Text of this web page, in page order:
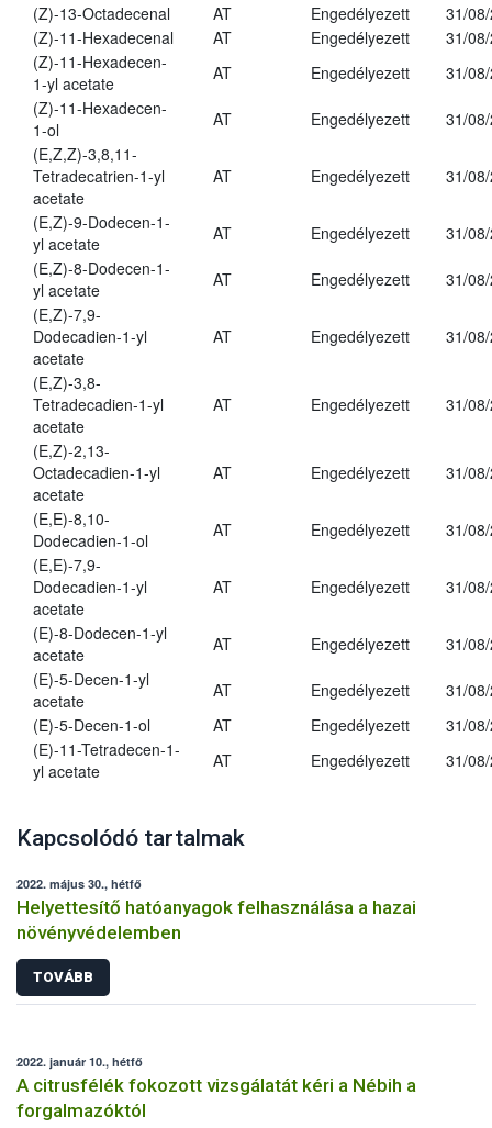
(Z)-13-Octadecenal
AT Engedélyezett
31/
(Z)-11-Hexadecenal
AT Engedélyezett
31/
(Z)-11-Hexadecen-
1-yl acetate
AT Engedélyezett
31/
(Z)-11-Hexadecen-
1-ol
AT Engedélyezett
31/
(E,Z,Z)-3,8,11-
Tetradecatrien-1-yl
acetate
AT Engedélyezett 31/
(E,Z)-9-Dodecen-1-
yl acetate
AT Engedélyezett
31/
(E,Z)-8-Dodecen-1-
yl acetate
AT Engedélyezett
31/
(E,Z)-7,9-
Dodecadien-1-yl
acetate
AT Engedélyezett 31/
(E,Z)-3,8-
Tetradecadien-1-yl
acetate
AT Engedélyezett 31/
(E,Z)-2,13-
Octadecadien-1-yl
acetate
AT Engedélyezett 31/
(E,E)-8,10-
Dodecadien-1-ol
AT Engedélyezett
31/
(E,E)-7,9-
Dodecadien-1-yl
acetate
AT Engedélyezett 31/
(E)-8-Dodecen-1-yl
acetate
AT Engedélyezett
31/
(E)-5-Decen-1-yl
acetate
AT Engedélyezett
31/
(E)-5-Decen-1-ol
AT Engedélyezett
31/
(E)-11-Tetradecen-1-
yl acetate
AT Engedélyezett 31/
Kapcsolódó tartalmak
2022. május 30., hétfő
Helyettesítő hatóanyagok felhasználása a hazai
növényvédelemben
TOVÁBB
2022. január 10., hétfő
A citrusfélék fokozott vizsgálatát kéri a Nébih a
forgalmazóktól